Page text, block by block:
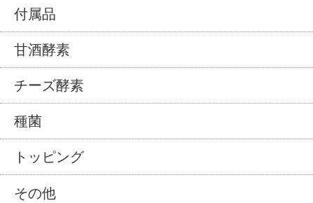
付属品
甘酒酵素
チーズ酵素
種菌
トッピング
その他